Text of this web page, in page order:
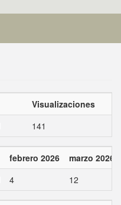
Visualizaciones
141
febrero 2026
marzo 2026
4 12